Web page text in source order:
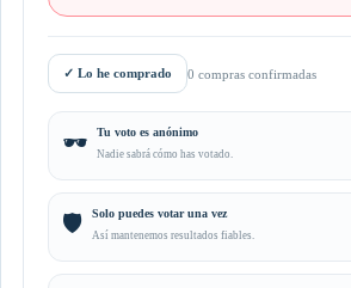
✓ Lo he comprado 0 compras confirmadas
🕶️ Tu voto es anónimo
Nadie sabrá cómo has votado.
🛡️ Solo puedes votar una vez
Así mantenemos resultados fiables.